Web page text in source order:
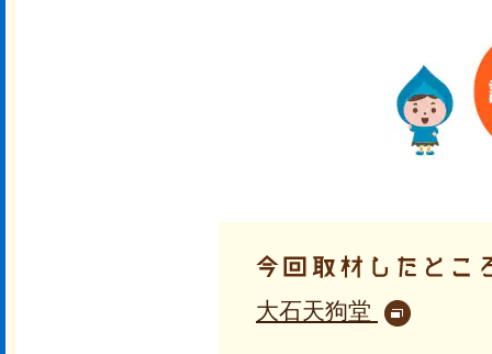
大石天狗堂